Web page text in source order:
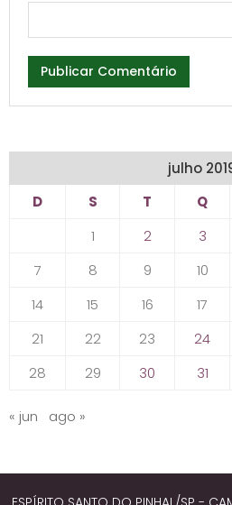
julho
D
S T Q
1
2 3
7
8 9 10
14
15 16 17
21
22 23 24
28
29 30 31
« jun ago »